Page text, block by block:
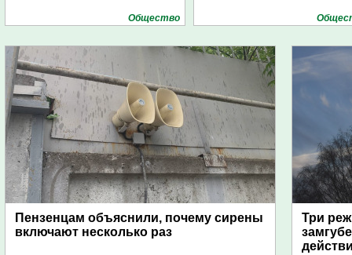
Общество
Пензенцам объяснили, почему сирены
включают несколько раз
Три